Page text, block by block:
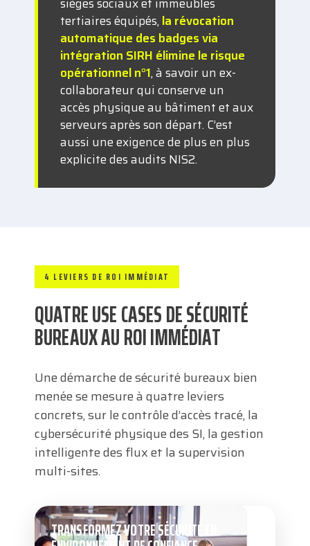
sièges sociaux et immeubles
tertiaires équipés, la révocation
automatique des badges via
intégration SIRH élimine le risque
opérationnel n°1, à savoir un ex-
collaborateur qui conserve un
accès physique au bâtiment et aux
serveurs après son départ. C’est
aussi une exigence de plus en plus
explicite des audits NIS2.
4 LEVIERS DE ROI IMMÉDIAT
QUATRE USE CASES DE SÉCURITÉ
BUREAUX AU ROI IMMÉDIAT
Une démarche de sécurité bureaux bien
menée se mesure à quatre leviers
concrets, sur le contrôle d’accès tracé, la
cybersécurité physique des SI, la gestion
intelligente des flux et la supervision
multi-sites.
TRANSFORMEZ VOTRE SÉCURITÉ EN